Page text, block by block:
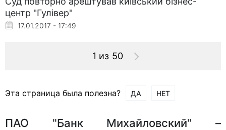
центр "Гулівер"
17.01.2017 - 17:49
1 из 50
Эта страница была полезна? ДА НЕТ
ПАО "Банк Михайловский" –